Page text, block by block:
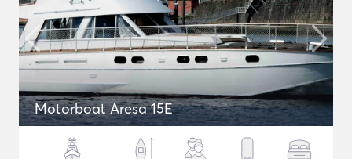
Motorboat Aresa 15E